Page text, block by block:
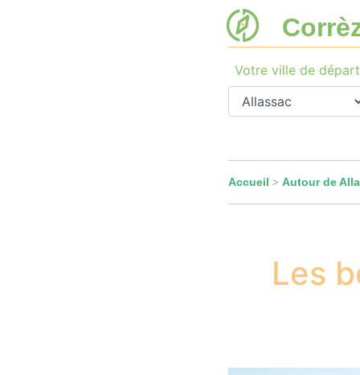
Votre ville de départ
Accueil > Autour de
Les